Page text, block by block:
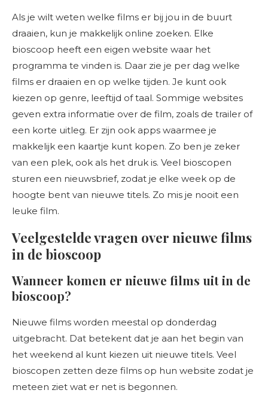
Als je wilt weten welke films er bij jou in de buurt
draaien, kun je makkelijk online zoeken. Elke
bioscoop heeft een eigen website waar het
programma te vinden is. Daar zie je per dag welke
films er draaien en op welke tijden. Je kunt ook
kiezen op genre, leeftijd of taal. Sommige websites
geven extra informatie over de film, zoals de trailer of
een korte uitleg. Er zijn ook apps waarmee je
makkelijk een kaartje kunt kopen. Zo ben je zeker
van een plek, ook als het druk is. Veel bioscopen
sturen een nieuwsbrief, zodat je elke week op de
hoogte bent van nieuwe titels. Zo mis je nooit een
leuke film.
Veelgestelde vragen over nieuwe films
in de bioscoop
Wanneer komen er nieuwe films uit in de
bioscoop?
Nieuwe films worden meestal op donderdag
uitgebracht. Dat betekent dat je aan het begin van
het weekend al kunt kiezen uit nieuwe titels. Veel
bioscopen zetten deze films op hun website zodat je
meteen ziet wat er net is begonnen.